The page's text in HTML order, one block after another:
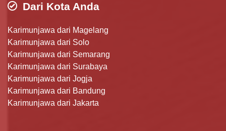
Dari Kota Anda
Karimunjawa dari Magelang
Karimunjawa dari Solo
Karimunjawa dari Semarang
Karimunjawa dari Surabaya
Karimunjawa dari Jogja
Karimunjawa dari Bandung
Karimunjawa dari Jakarta